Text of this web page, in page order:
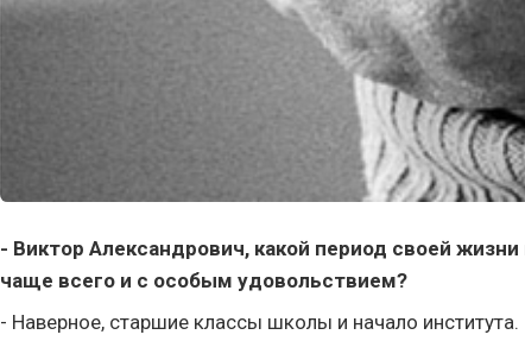
- Виктор Александрович, какой период своей
чаще всего и с особым удовольствием?
- Наверное, старшие классы школы и начало института.